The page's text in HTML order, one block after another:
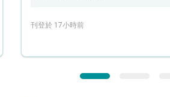
刊登於 17小時前